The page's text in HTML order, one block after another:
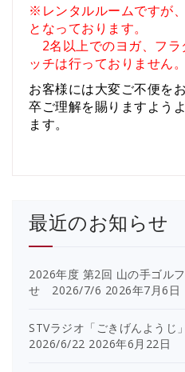
※レンタルルームですが、
となっております。
2名以上でのヨガ、フラ
ッチは行っておりません。
お客様には大変ご不便を
卒ご理解を賜りますよう
ます。
最近のお知らせ
2026年度 第2回 山の手ゴル
せ 2026/7/6 2026年7月6日
STVラジオ「ごきげんよう
2026/6/22 2026年6月22日